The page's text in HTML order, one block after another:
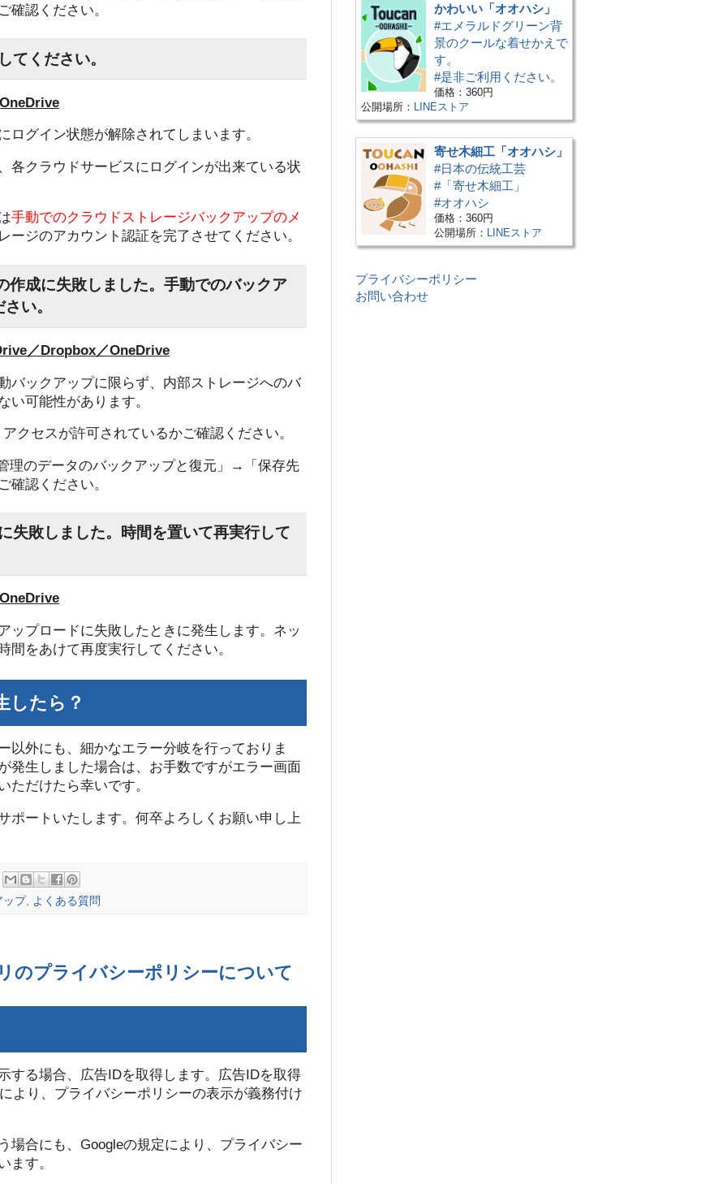
確認ください。
てください。
ログイン状態が解除されてしまいます。
各クラウドサービスにログインが出来ている状
手動でのクラウドストレージバックアップのメ
ージのアカウント認証を完了させてください。
成に失敗しました。手動でのバックア
い。
／Dropbox／OneDrive
バックアップに限らず、内部ストレージへのバ
い可能性があります。
クセスが許可されているかご確認ください。
理のデータのバックアップと復元」→「保存先
確認ください。
失敗しました。時間を置いて再実行して
ップロードに失敗したときに発生します。ネッ
間をあけて再度実行してください。
したら？
以外にも、細かなエラー分岐を行っておりま
発生しました場合は、お手数ですがエラー画面
ただけたら幸いです。
ポートいたします。何卒よろしくお願い申し上
ップ, よくある質問
のプライバシーポリシーについて
する場合、広告IDを取得します。広告IDを取得
より、プライバシーポリシーの表示が義務付け
場合にも、Googleの規定により、プライバシー
ます。
かわいい「オオハシ」
#エメラルドグリーン背
景のクールな着せかえで
す。
#是非ご利用ください。
価格：360円
公開場所：
LINEストア
寄せ木細工「オオハシ」
#日本の伝統工芸
#「寄せ木細工」
#オオハシ
価格：360円
公開場所：
LINEストア
プライバシーポリシー
お問い合わせ